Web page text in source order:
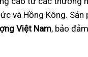
và Hồng Kông.
Việt Nam, bảo